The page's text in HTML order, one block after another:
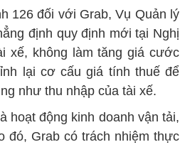
126 đối với Grab, Vụ Quản lý
định quy định mới tại Nghị
xế, không làm tăng giá cước
lại cơ cấu giá tính thuế để
như thu nhập của tài xế.
hoạt động kinh doanh vận tải,
đó, Grab có trách nhiệm thực